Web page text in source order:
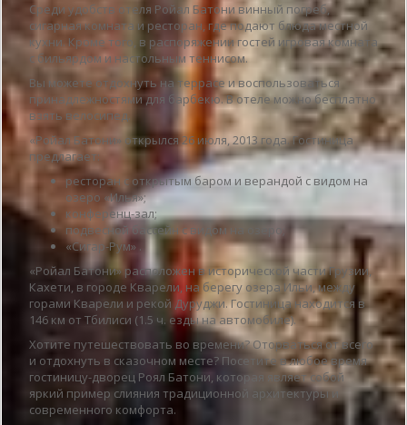
Среди удобств отеля Ройал Батони винный погреб,
сигарная комната и ресторан, где подают блюда местной
кухни. Кроме того, в распоряжении гостей игровая комната
с бильярдом и настольным теннисом.
Вы можете отдохнуть на террасе и воспользоваться
принадлежностями для барбекю. В отеле можно бесплатно
взять велосипед.
«Ройал Батони» открылся 26 июля, 2013 года. Гостиница
предлагает:
ресторан с открытым баром и верандой с видом на
озеро «Илья»;
конференц-зал;
подвесной бассейн с видом на озеро;
«Сигар-Рум» .
«Ройал Батони» расположен в исторической части Грузии,
Кахети, в городе Кварели, на берегу озера Ильи, между
горами Кварели и рекой Дуруджи. Гостиница находится в
146 км от Тбилиси (1.5 ч. езды на автомобиле).
Хотите путешествовать во времени? Оторваться от всего
и отдохнуть в сказочном месте? Посетите в любое время
гостиницу-дворец Роял Батони, которая являет собой
яркий пример слияния традиционной архитектуры и
современного комфорта.